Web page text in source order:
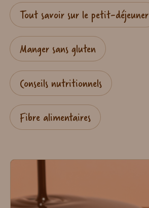
Tout savoir sur le petit-déjeuner
Manger sans gluten
Conseils nutritionnels
Fibre alimentaires